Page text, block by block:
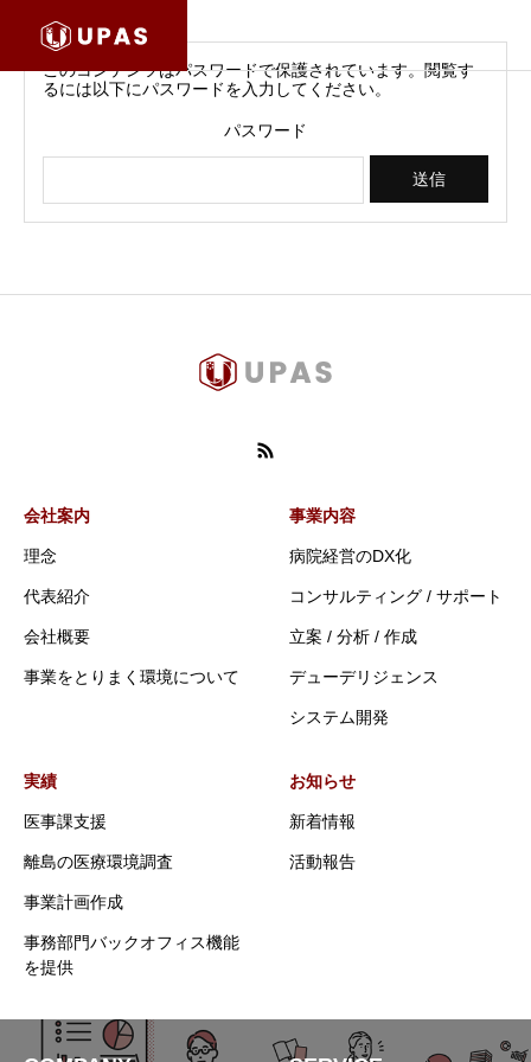
このコンテンツはパスワードで保護されています。閲覧す
るには以下にパスワードを入力してください。
パスワード
会社案内
理念
代表紹介
会社概要
事業をとりまく環境について
事業内容
病院経営のDX化
コンサルティング / サポート
立案 / 分析 / 作成
デューデリジェンス
システム開発
実績
医事課支援
離島の医療環境調査
事業計画作成
事務部門バックオフィス機能
を提供
お知らせ
新着情報
活動報告